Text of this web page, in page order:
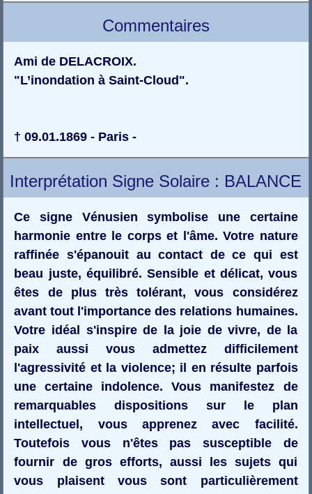
Commentaires
Ami de DELACROIX.
"L’inondation à Saint-Cloud".
† 09.01.1869 - Paris -
Interprétation Signe Solaire : BALANCE
Ce signe Vénusien symbolise une certaine
harmonie entre le corps et l'âme. Votre nature
raffinée s'épanouit au contact de ce qui est
beau juste, équilibré. Sensible et délicat, vous
êtes de plus très tolérant, vous considérez
avant tout l'importance des relations humaines.
Votre idéal s'inspire de la joie de vivre, de la
paix aussi vous admettez difficilement
l'agressivité et la violence; il en résulte parfois
une certaine indolence. Vous manifestez de
remarquables dispositions sur le plan
intellectuel, vous apprenez avec facilité.
Toutefois vous n'êtes pas susceptible de
fournir de gros efforts, aussi les sujets qui
vous plaisent vous sont particulièrement